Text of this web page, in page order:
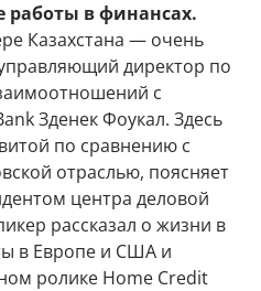
в финансах.
Казахстана — очень
директор по
с
Зденек Фоукал. Здесь
по сравнению с
отраслью, поясняет
центра деловой
рассказал о жизни в
в Европе и США и
ролике Home Credit